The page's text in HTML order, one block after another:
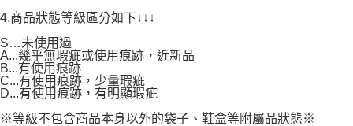
4.商品狀態等級區分如下↓↓↓
S…未使用過
A...幾乎無瑕疵或使用痕跡，近新品
B...有使用痕跡
C...有使用痕跡，少量瑕疵
D...有使用痕跡，有明顯瑕疵
※等級不包含商品本身以外的袋子、鞋盒等附屬品狀態※